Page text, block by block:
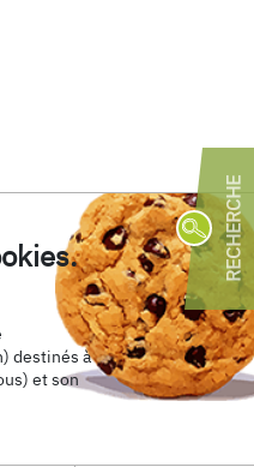
Par
sur
destinés à
et son